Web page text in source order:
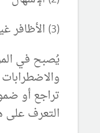
(3) الأظافر غير الطبيعية (ضمور الأظافر).
يُصبح في
تراجع أو
التعرف على